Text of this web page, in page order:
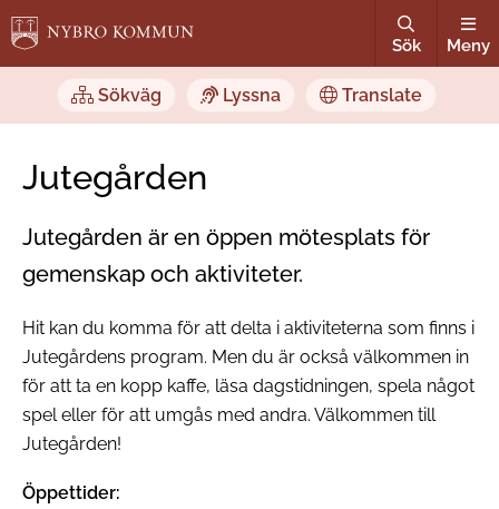
Sök Meny
Sökväg Lyssna Translate
Jutegården
Jutegården är en öppen mötesplats för
gemenskap och aktiviteter.
Hit kan du komma för att delta i aktiviteterna som finns i
Jutegårdens program. Men du är också välkommen in
för att ta en kopp kaffe, läsa dagstidningen, spela något
spel eller för att umgås med andra. Välkommen till
Jutegården!
Öppettider: